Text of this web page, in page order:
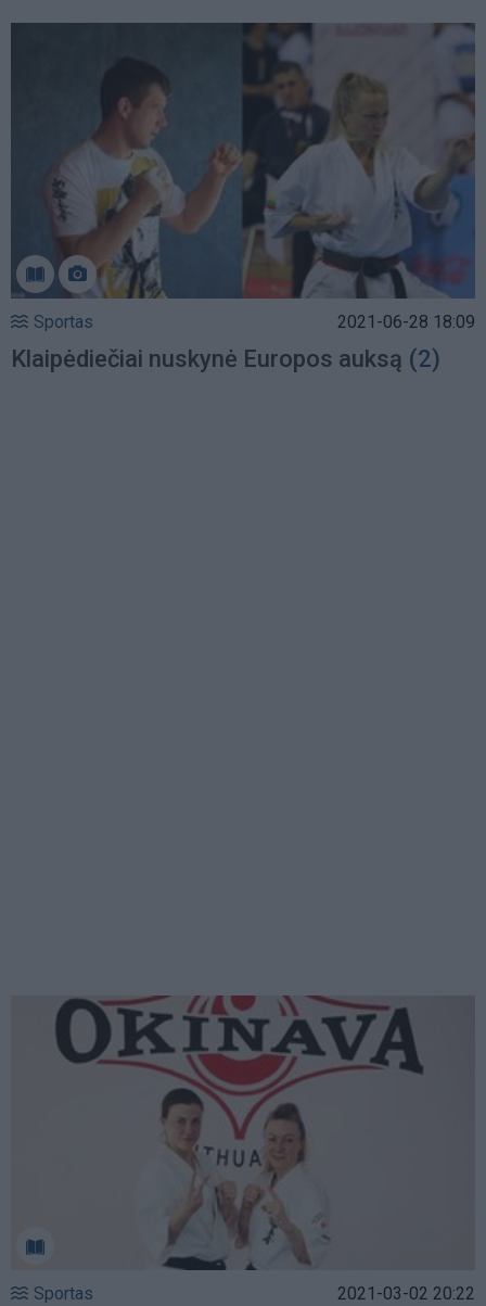
Sportas 2021-06-28 18:09
Klaipėdiečiai nuskynė Europos auksą (2)
Sportas 2021-03-02 20:22